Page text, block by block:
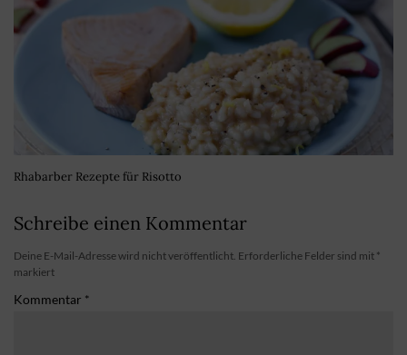
Rhabarber Rezepte für Risotto
Schreibe einen Kommentar
Deine E-Mail-Adresse wird nicht veröffentlicht. Erforderliche Felder sind mit *
markiert
Kommentar *